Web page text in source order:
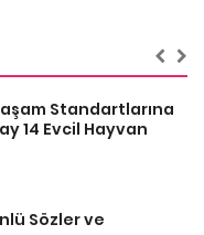
Standartlarına
14 Evcil Hayvan
Sözler ve